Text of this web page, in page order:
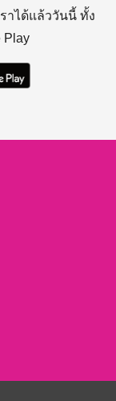
าได้แล้ววันนี้ ทั้ง
Play